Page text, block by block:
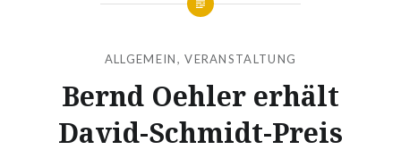
ALLGEMEIN,VERANSTALTUNG
Bernd Oehler erhält
David-Schmidt-Preis